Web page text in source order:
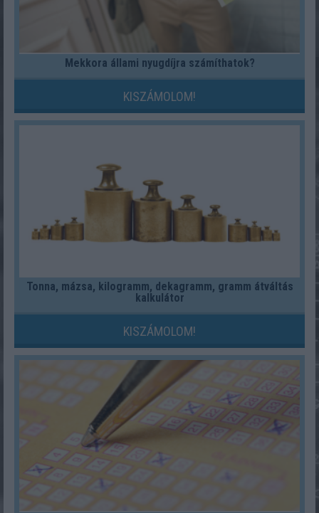
Mekkora állami nyugdíjra számíthatok?
KISZÁMOLOM!
Tonna, mázsa, kilogramm, dekagramm, gramm átváltás
kalkulátor
KISZÁMOLOM!